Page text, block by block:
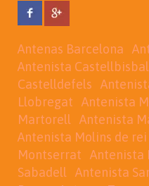
Antenas Barcelona
Antenista Castellbisbal
Castelldefels
Llobregat
Antenista
Martorell
Antenista
Antenista Molins de rei
Montserrat
Antenista
Sabadell
Antenista